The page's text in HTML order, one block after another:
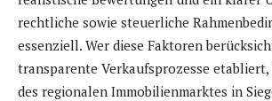
rechtliche sowie steuerliche
essenziell. Wer diese Faktoren
transparente Verkaufsprozesse
des regionalen Immobilienmarktes in